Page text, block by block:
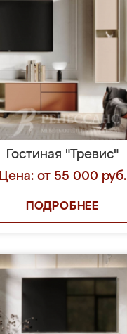
Гостиная "Тревис"
Цена: от 55 000 руб.
ПОДРОБНЕЕ